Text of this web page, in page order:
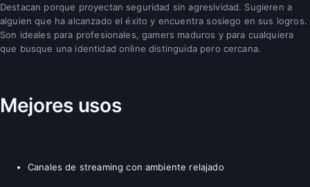
Destacan porque proyectan seguridad sin agresividad. Sugieren a
alguien que ha alcanzado el éxito y encuentra sosiego en sus logros.
Son ideales para profesionales, gamers maduros y para cualquiera
que busque una identidad online distinguida pero cercana.
Mejores usos
Canales de streaming con ambiente relajado